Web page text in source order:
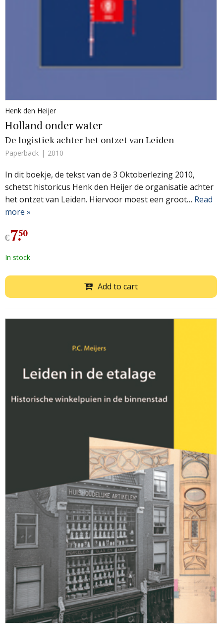
Henk den Heijer
Holland onder water
De logistiek achter het ontzet van Leiden
Paperback 2010
In dit boekje, de tekst van de 3 Oktoberlezing 2010,
schetst historicus Henk den Heijer de organisatie achter
het ontzet van Leiden. Hiervoor moest een groot… Read
more »
€7.
50
In stock
Add to cart